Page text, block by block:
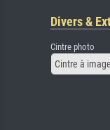
Divers &
Cintre photo
Cintre à